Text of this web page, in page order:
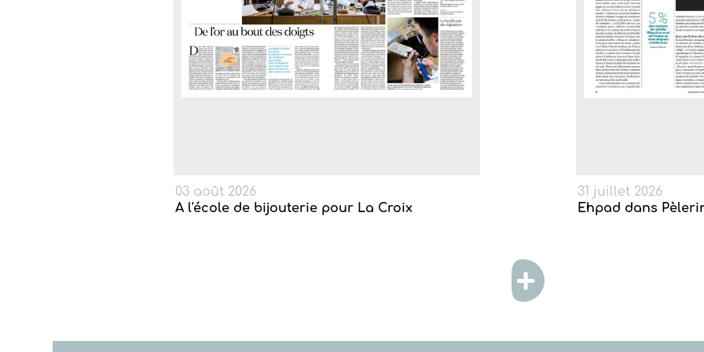
03 août 2026
A l'école de bijouterie pour La Croix
31 juillet 2026
Ehpad dans